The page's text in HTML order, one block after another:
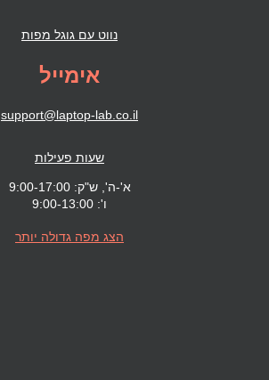
נווט עם גוגל מפות
אימייל
support@laptop-lab.co.il
שעות פעילות
א'-ה', ש"ק: 9:00-17:00
ו': 9:00-13:00
הצג מפה גדולה יותר